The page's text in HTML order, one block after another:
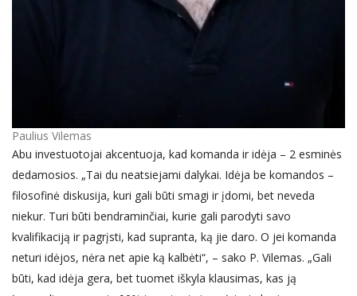
Paulius Vilemas
Abu investuotojai akcentuoja, kad komanda ir idėja – 2 esminės
dedamosios. „Tai du neatsiejami dalykai. Idėja be komandos –
filosofinė diskusija, kuri gali būti smagi ir įdomi, bet neveda
niekur. Turi būti bendraminčiai, kurie gali parodyti savo
kvalifikaciją ir pagrįsti, kad supranta, ką jie daro. O jei komanda
neturi idėjos, nėra net apie ką kalbėti“, – sako P. Vilemas. „Gali
būti, kad idėja gera, bet tuomet iškyla klausimas, kas ją